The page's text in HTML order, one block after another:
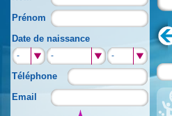
Prénom
Date de naissance
- - -
Téléphone
Email